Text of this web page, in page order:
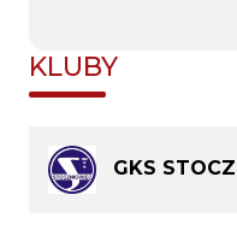
KLUBY
GKS